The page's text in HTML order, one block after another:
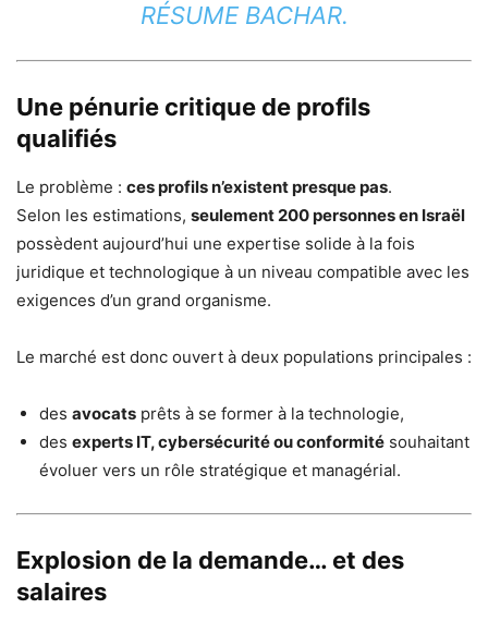
RÉSUME BACHAR.
Une pénurie critique de profils
qualifiés
Le problème : ces profils n’existent presque pas.
Selon les estimations, seulement 200 personnes en Israël
possèdent aujourd’hui une expertise solide à la fois
juridique et technologique à un niveau compatible avec les
exigences d’un grand organisme.
Le marché est donc ouvert à deux populations principales :
des avocats prêts à se former à la technologie,
des experts IT, cybersécurité ou conformité souhaitant
évoluer vers un rôle stratégique et managérial.
Explosion de la demande… et des
salaires